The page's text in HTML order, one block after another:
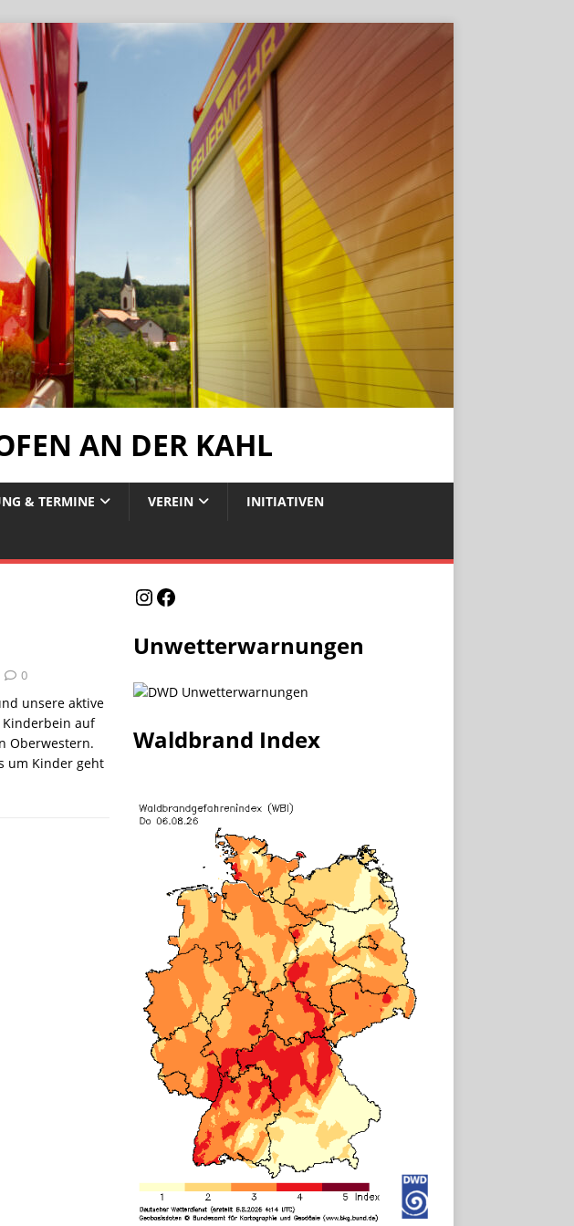
AN DER KAHL
& TERMINE VEREIN INITIATIVEN
0
unsere aktive
auf
Oberwestern.
um Kinder geht
Unwetterwarnungen
Waldbrand Index